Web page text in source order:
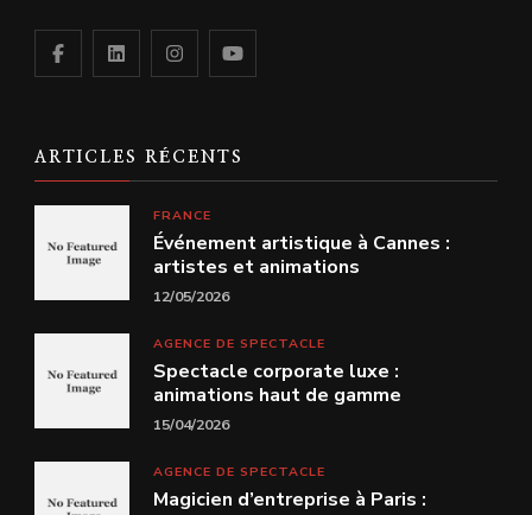
ARTICLES RÉCENTS
FRANCE
Événement artistique à Cannes :
artistes et animations
12/05/2026
AGENCE DE SPECTACLE
Spectacle corporate luxe :
animations haut de gamme
15/04/2026
AGENCE DE SPECTACLE
Magicien d’entreprise à Paris :